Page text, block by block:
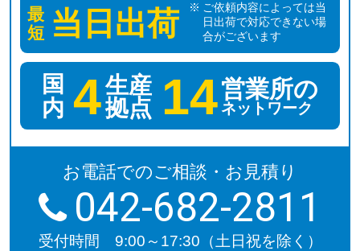
最
短 当日出荷
ご依頼内容によっては当
日出荷で対応できない場
合がございます
国
内 4生産
拠点 14営業所の
ネットワーク
お電話でのご相談・お見積り
042-682-2811
受付時間 9:00～17:30（土日祝を除く）